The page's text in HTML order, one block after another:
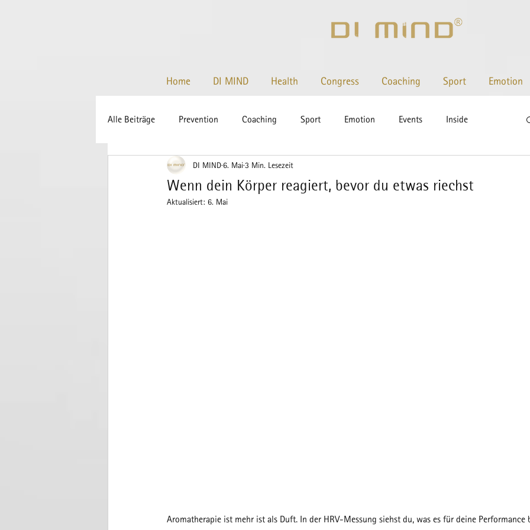
Home DI MIND Health Congress Coaching Sport Emotion
Alle Beiträge Prevention Coaching Sport Emotion Events Inside
COVID-19 Gesundheit Schlaf
Wenn dein Körper reagiert, bevor du etwas riechst
DI MIND6. Mai3 Min. Lesezeit
Aktualisiert: 6. Mai
Aromatherapie ist mehr ist als Duft. In der HRV-Messung siehst du, was es für deine Performance